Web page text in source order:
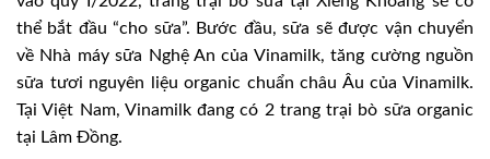
thể bắt đầu “cho sữa”. Bước đầu, sữa sẽ được vận chuyển
về Nhà máy sữa Nghệ An của Vinamilk, tăng cường nguồn
sữa tươi nguyên liệu organic chuẩn châu Âu của Vinamilk.
Tại Việt Nam, Vinamilk đang có 2 trang trại bò sữa organic
tại Lâm Đồng.